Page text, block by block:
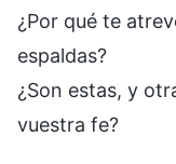
¿Por qué te
espaldas?
¿Son estas, y
vuestra fe?